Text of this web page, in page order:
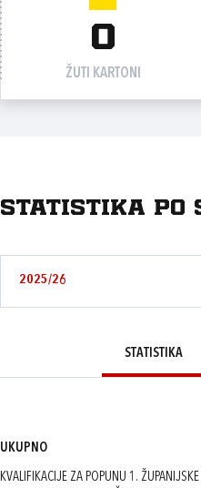
0
ŽUTI KARTONI
Statistika po
2025/26
STATISTIKA
UKUPNO
KVALIFIKACIJE ZA POPUNU 1. ŽUPANIJSKE